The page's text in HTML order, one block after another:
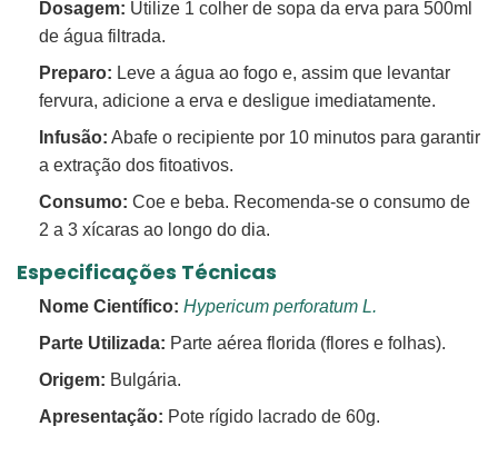
Dosagem: Utilize 1 colher de sopa da erva para 500ml
de água filtrada.
Preparo: Leve a água ao fogo e, assim que levantar
fervura, adicione a erva e desligue imediatamente.
Infusão: Abafe o recipiente por 10 minutos para garantir
a extração dos fitoativos.
Consumo: Coe e beba. Recomenda-se o consumo de
2 a 3 xícaras ao longo do dia.
Especificações Técnicas
Nome Científico: Hypericum perforatum L.
Parte Utilizada: Parte aérea florida (flores e folhas).
Origem: Bulgária.
Apresentação: Pote rígido lacrado de 60g.